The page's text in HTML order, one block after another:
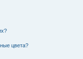
цвета?